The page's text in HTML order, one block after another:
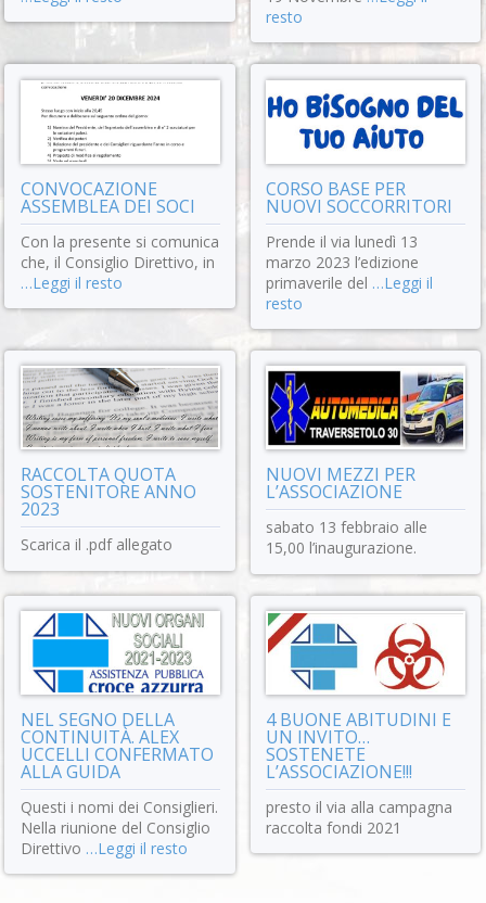
resto
CONVOCAZIONE
ASSEMBLEA DEI SOCI
Con la presente si comunica
che, il Consiglio Direttivo, in
…Leggi il resto
CORSO BASE PER
NUOVI SOCCORRITORI
Prende il via lunedì 13
marzo 2023 l’edizione
primaverile del …Leggi il
resto
RACCOLTA QUOTA
SOSTENITORE ANNO
2023
Scarica il .pdf allegato
NUOVI MEZZI PER
L’ASSOCIAZIONE
sabato 13 febbraio alle
15,00 l’inaugurazione.
NEL SEGNO DELLA
CONTINUITÀ. ALEX
UCCELLI CONFERMATO
ALLA GUIDA
Questi i nomi dei Consiglieri.
Nella riunione del Consiglio
Direttivo …Leggi il resto
4 BUONE ABITUDINI E
UN INVITO…
SOSTENETE
L’ASSOCIAZIONE!!!
presto il via alla campagna
raccolta fondi 2021